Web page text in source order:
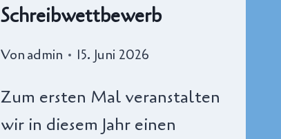
Schreibwettbewerb
Vonadmin 15. Juni 2026
Zum ersten Mal veranstalten
wir in diesem Jahr einen